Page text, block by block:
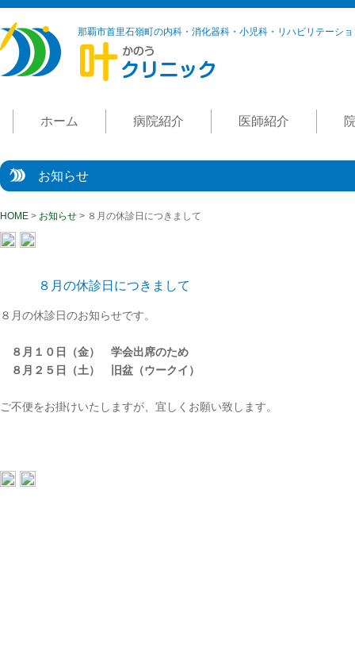
那覇市首里石嶺町の内科・消化器科・小児科・リハビリテーシ
ホーム 病院紹介 医師紹介
お知らせ
HOME > お知らせ > ８月の休診日につきまして
８月の休診日につきまして
８月の休診日のお知らせです。
８月１０日（金） 学会出席のため
８月２５日（土） 旧盆（ウークイ）
ご不便をお掛けいたしますが、宜しくお願い致します。